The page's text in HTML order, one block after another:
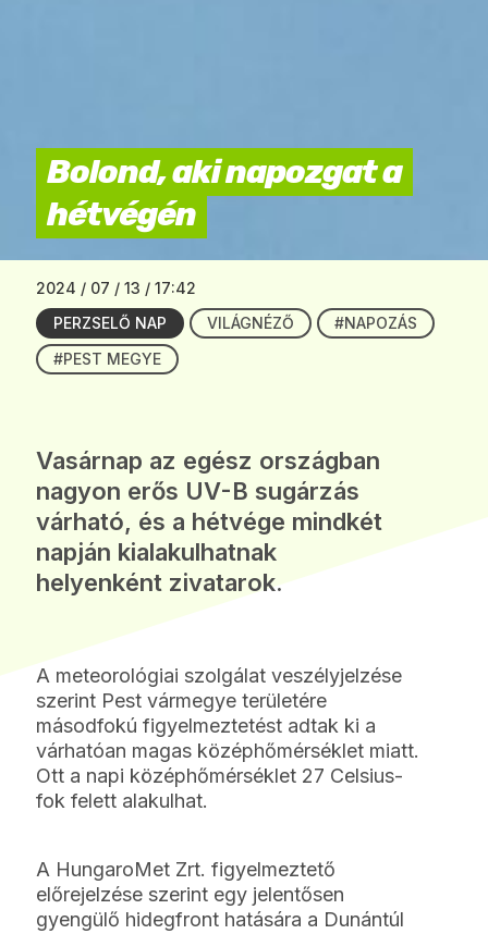
Bolond, aki napozgat a
hétvégén
2024 / 07 / 13 / 17:42
PERZSELŐ NAP
VILÁGNÉZŐ
#NAPOZÁS
#PEST MEGYE
Vasárnap az egész országban
nagyon erős UV-B sugárzás
várható, és a hétvége mindkét
napján kialakulhatnak
helyenként zivatarok.
A meteorológiai szolgálat veszélyjelzése
szerint Pest vármegye területére
másodfokú figyelmeztetést adtak ki a
várhatóan magas középhőmérséklet miatt.
Ott a napi középhőmérséklet 27 Celsius-
fok felett alakulhat.
A HungaroMet Zrt. figyelmeztető
előrejelzése szerint egy jelentősen
gyengülő hidegfront hatására a Dunántúl